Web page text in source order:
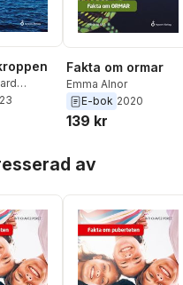
Fakta om ormar
Emma Alnor
E-bok 2020
139 kr
av